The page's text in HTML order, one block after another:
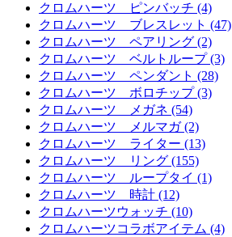
クロムハーツ ピンバッチ (4)
クロムハーツ ブレスレット (47)
クロムハーツ ペアリング (2)
クロムハーツ ベルトループ (3)
クロムハーツ ペンダント (28)
クロムハーツ ボロチップ (3)
クロムハーツ メガネ (54)
クロムハーツ メルマガ (2)
クロムハーツ ライター (13)
クロムハーツ リング (155)
クロムハーツ ループタイ (1)
クロムハーツ 時計 (12)
クロムハーツウォッチ (10)
クロムハーツコラボアイテム (4)